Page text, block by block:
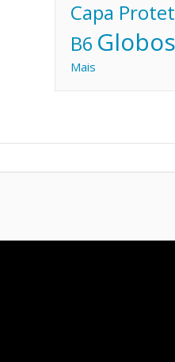
Capa
B6 Globos
Mais